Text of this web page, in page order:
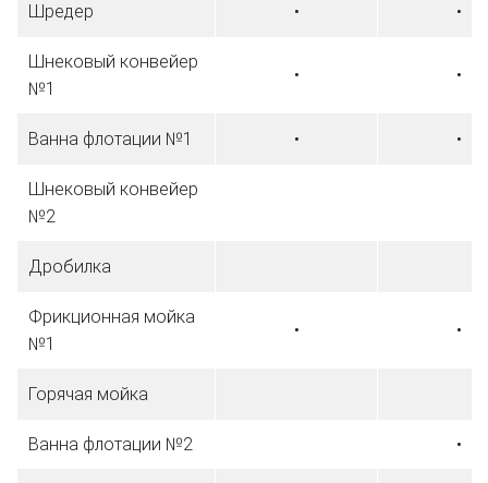
Шредер • •
Шнековый конвейер
№1
• •
Ванна флотации №1 • •
Шнековый конвейер
№2
Дробилка
Фрикционная мойка
№1
• •
Горячая мойка
Ванна флотации №2 •